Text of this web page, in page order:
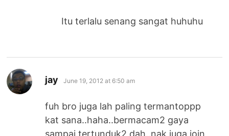
Itu terlalu senang sangat huhuhu
jay says:
June 19, 2012 at 6:50 am
fuh bro juga lah paling termantoppp
kat sana..haha..bermacam2 gaya
sampai tertunduk2 dah..nak juga join